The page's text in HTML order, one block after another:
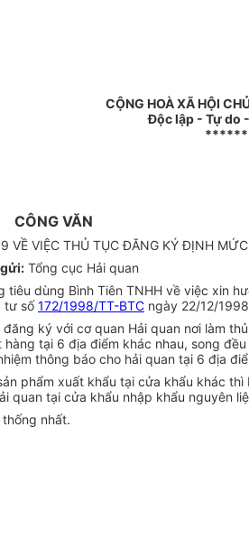
CỘNG HOÀ XÃ HỘI
Độc lập - Tự do
CÔNG VĂN
VIỆC THỦ TỤC ĐĂNG KÝ ĐỊNH
Tổng cục Hải quan
dùng Bình Tiên TNHH về việc xin
tư số172/1998/TT-BTC ngày 22/12/
ký với cơ quan Hải quan nơi làm
tại 6 địa điểm khác nhau, song
thông báo cho hải quan tại 6 địa
phẩm xuất khẩu tại cửa khẩu khác
tại cửa khẩu nhập khẩu nguyên
nhất.